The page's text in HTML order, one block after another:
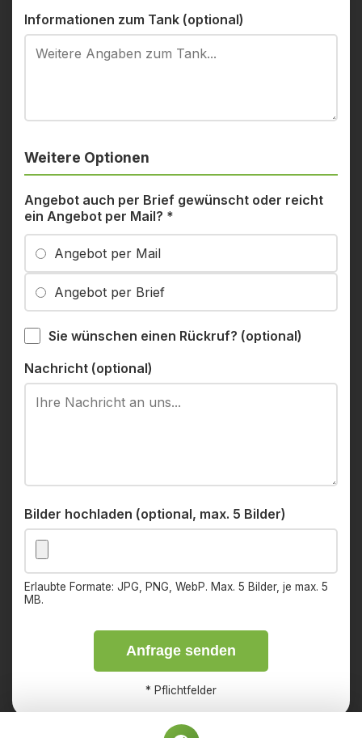
Informationen zum Tank (optional)
Weitere Optionen
Angebot auch per Brief gewünscht oder reicht
ein Angebot per Mail? *
Angebot per Mail
Angebot per Brief
Sie wünschen einen Rückruf? (optional)
Nachricht (optional)
Bilder hochladen (optional, max. 5 Bilder)
Erlaubte Formate: JPG, PNG, WebP. Max. 5 Bilder, je max. 5
MB.
Anfrage senden
* Pflichtfelder